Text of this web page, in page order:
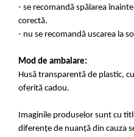
- se recomandă spălarea
- nu se recomandă uscarea la
Mod de ambalare:
Husă transparentă de plastic,
oferită cadou.
Imaginile produselor sunt cu
diferențe de nuanță din cauza